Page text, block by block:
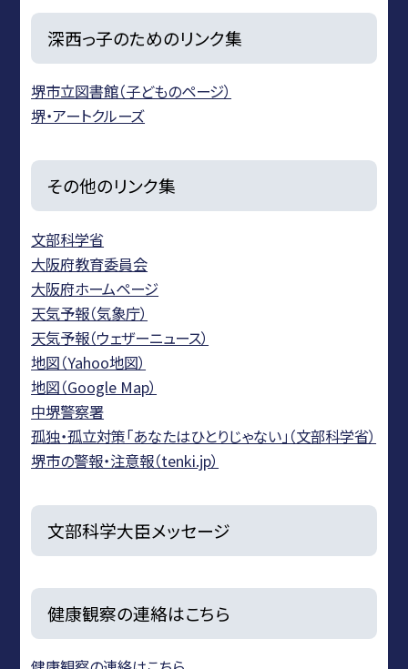
深西っ子のためのリンク集
堺市立図書館（子どものページ）
堺・アートクルーズ
その他のリンク集
文部科学省
大阪府教育委員会
大阪府ホームページ
天気予報（気象庁）
天気予報（ウェザーニュース）
地図（Yahoo地図）
地図（Google Map）
中堺警察署
孤独・孤立対策「あなたはひとりじゃない」（文部科学省）
堺市の警報・注意報（tenki.jp）
文部科学大臣メッセージ
健康観察の連絡はこちら